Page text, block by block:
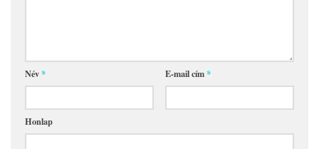
Név* E-mail cím*
Honlap